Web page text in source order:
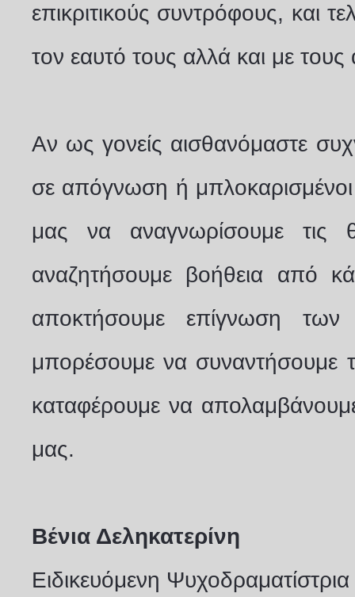
επικριτικούς συντρόφους, και
τον εαυτό τους αλλά και με τους
Αν ως γονείς αισθανόμαστε
σε απόγνωση ή
μας να αναγνωρίσουμε τις
αναζητήσουμε βοήθεια από
αποκτήσουμε επίγνωση
μπορέσουμε να συναντήσουμε
καταφέρουμε να
μας.
Βένια Δεληκατερίνη
Ειδικευόμενη Ψυχοδραματίστρια